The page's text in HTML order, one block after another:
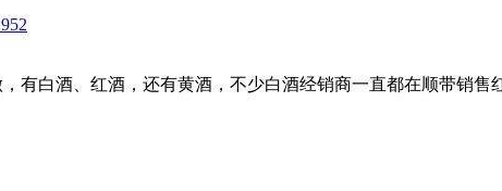
有白酒、红酒，还有黄酒，不少白酒经销商一直都在顺带销售